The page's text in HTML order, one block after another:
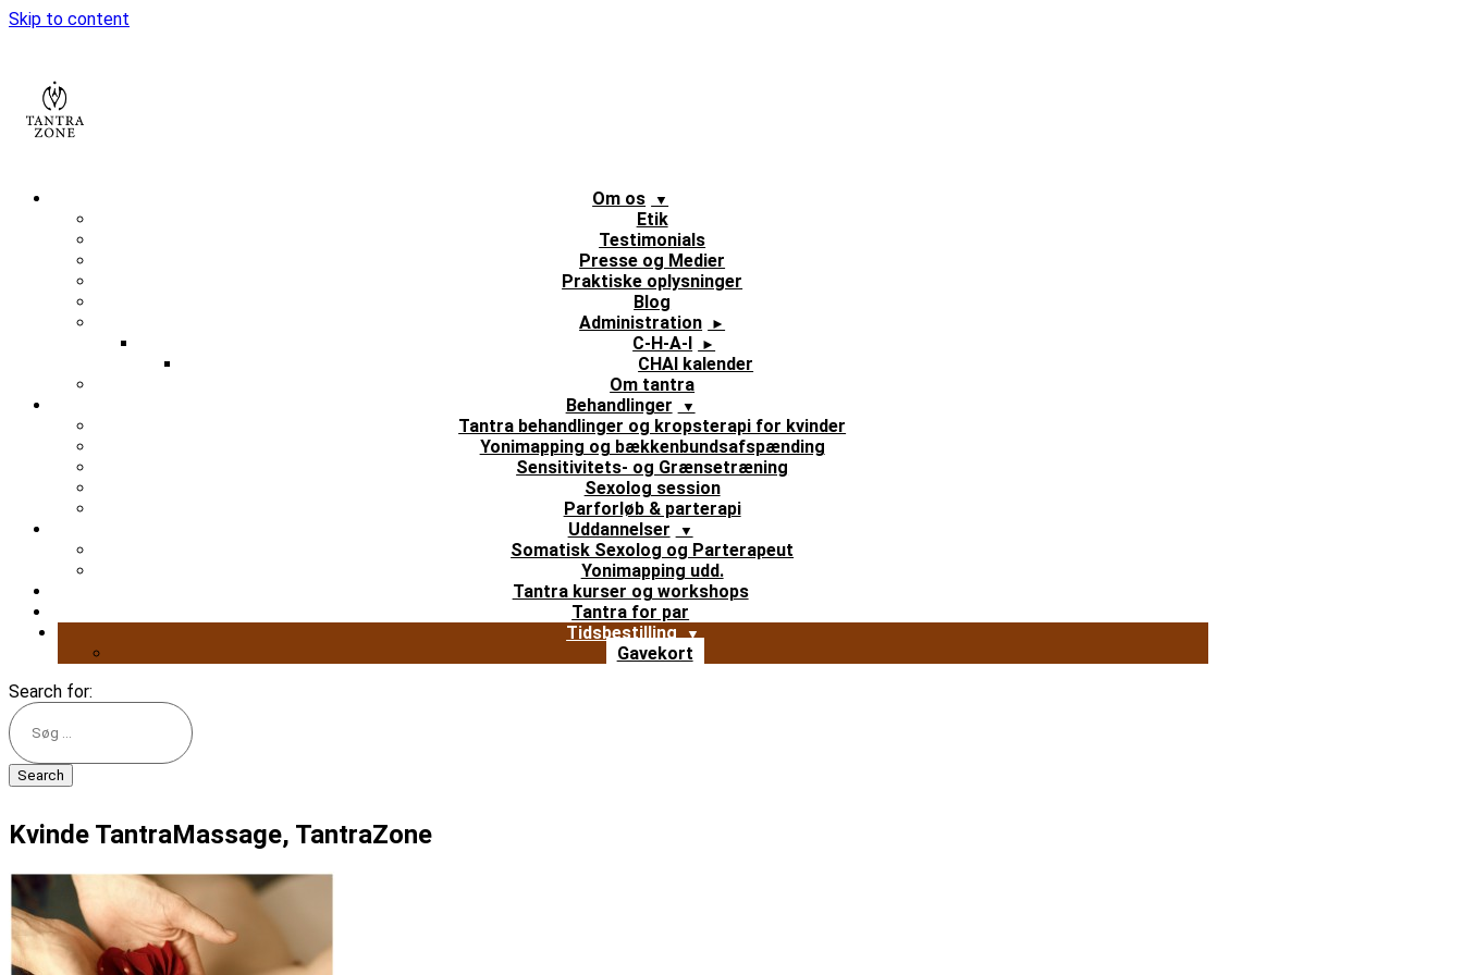
Skip to content
Om os
Etik
Testimonials
Presse og Medier
Praktiske oplysninger
Blog
Administration
C-H-A-I
CHAI kalender
Om tantra
Behandlinger
Tantra behandlinger og kropsterapi for kvinder
Yonimapping og bækkenbundsafspænding
Sensitivitets- og Grænsetræning
Sexolog session
Parforløb & parterapi
Uddannelser
Somatisk Sexolog og Parterapeut
Yonimapping udd.
Tantra kurser og workshops
Tantra for par
Tidsbestilling
Gavekort
Search for:
Kvinde TantraMassage, TantraZone